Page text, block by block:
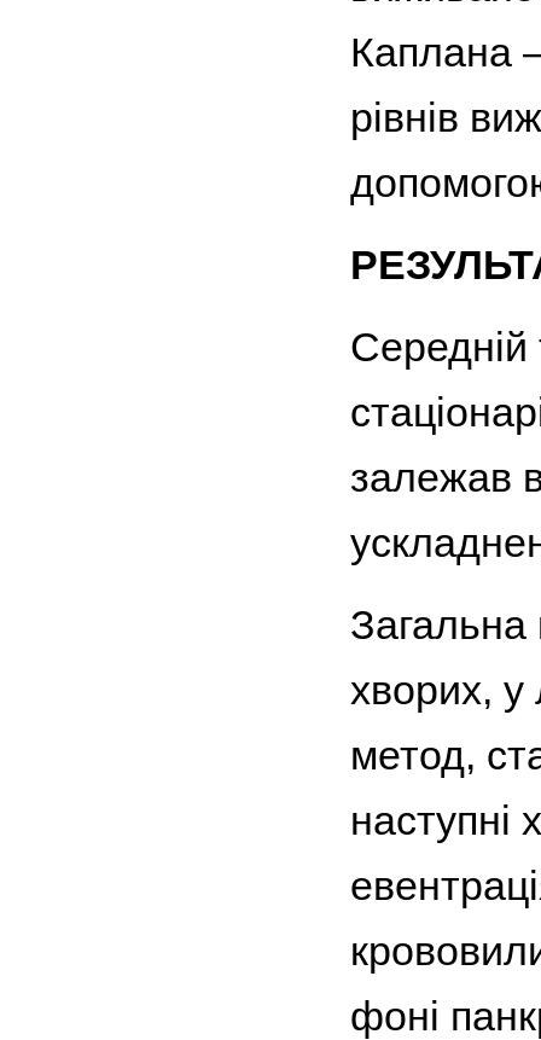
Каплана
рівнів
залежав
Загальна
хворих, у
метод,
наступні
фоні